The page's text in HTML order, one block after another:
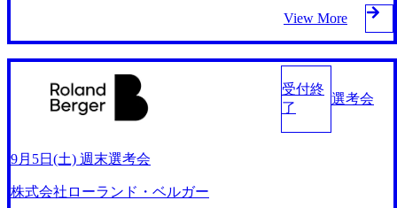
400人を超えるスタッフを擁し（2021年6月現在）、グローバ
ルな視点でのコンサルティングサービスを提供している。
東京オフィスは、1991年に設立され、以来、アジア地域の成
長の牽引力となってきた。特に現会長である遠藤功氏が社長
として就任した2000年以降、「動く戦略」を追求したコンサ
ルティングは多くのクライアントから高い評価を獲得し、こ
れまで著しい成長を遂げ、組織も約110名規模にまで拡大。
に加え、シンガポール、中国、インドネシアにジャパンデス
る。 「現場感」「手触り感」「膝詰めの議論」「クライア
View More
受付終
了
選考会
9月5日(土) 週末選考会
株式会社ローランド・ベルガー